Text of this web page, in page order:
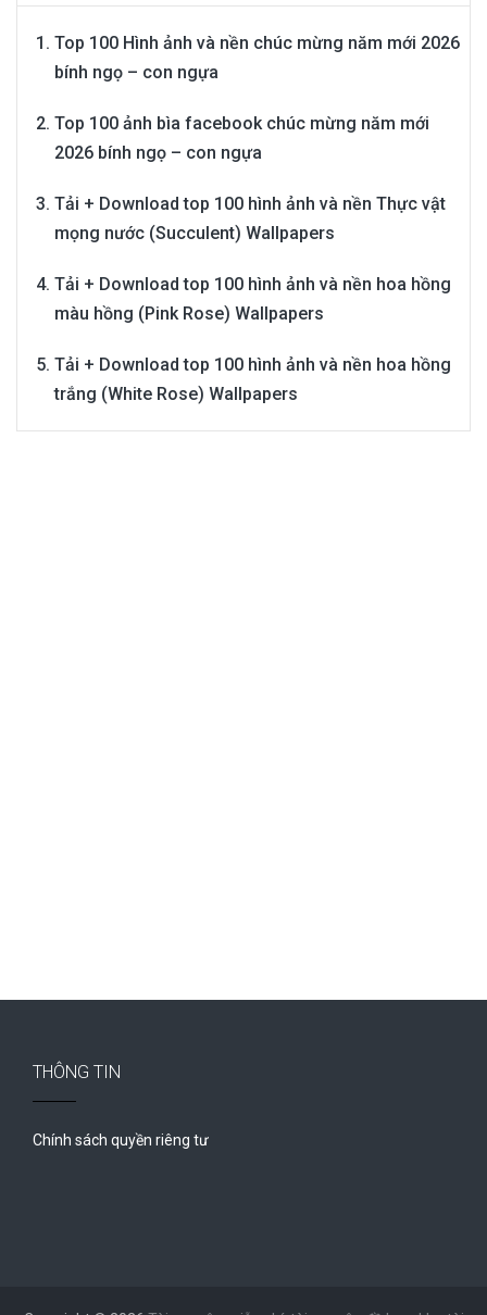
Top 100 Hình ảnh và nền chúc mừng năm mới 2026
bính ngọ – con ngựa
Top 100 ảnh bìa facebook chúc mừng năm mới
2026 bính ngọ – con ngựa
Tải + Download top 100 hình ảnh và nền Thực vật
mọng nước (Succulent) Wallpapers
Tải + Download top 100 hình ảnh và nền hoa hồng
màu hồng (Pink Rose) Wallpapers
Tải + Download top 100 hình ảnh và nền hoa hồng
trắng (White Rose) Wallpapers
THÔNG TIN
Chính sách quyền riêng tư